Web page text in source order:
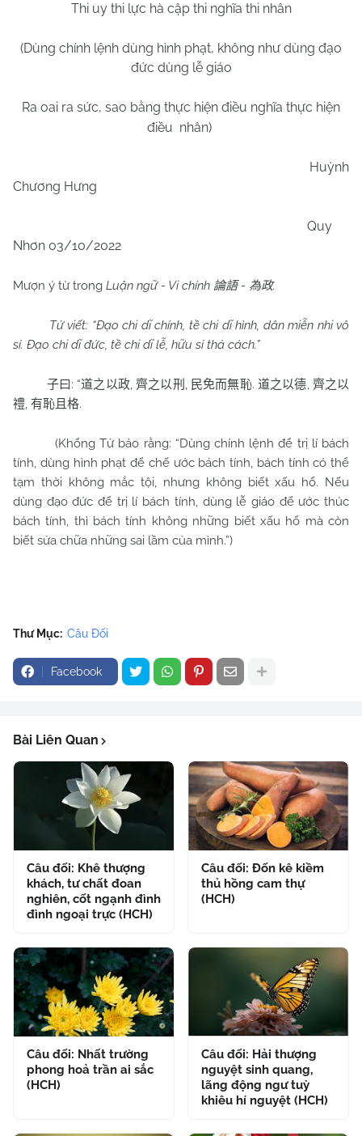
Thi uy thi lực hà cập thi nghĩa thi nhân
(Dùng chính lệnh dùng hình phạt, không như dùng đạo
đức dùng lễ giáo
Ra oai ra sức, sao bằng thực hiện điều nghĩa thực hiện
điều nhân)
Huỳnh
Chương Hưng
Quy
Nhơn 03/10/2022
Mượn ý từ trong Luận ngữ - Vi chính 論語- 為政.
Tử viết: “Đạo chi dĩ chính, tề chi dĩ hình, dân miễn nhi vô
sỉ. Đạo chi dĩ đức, tề chi dĩ lễ, hữu sỉ thả cách.”
子曰 : “道之以政,齊之以刑 , 民免而無恥. 道之以德, 齊之以
禮, 有恥且格.
(Khổng Tử bảo rằng: “Dùng chính lệnh để trị lí bách
tính, dùng hình phạt để chế ước bách tính, bách tính có thể
tạm thời không mắc tội, nhưng không biết xấu hổ. Nếu
dùng đạo đức để trị lí bách tính, dùng lễ giáo để ước thúc
bách tính, thì bách tính không những biết xấu hổ mà còn
biết sửa chữa những sai lầm của mình.”)
Thư Mục: Câu Đối
Facebook
Bài Liên Quan
Câu đối: Khê thượng
khách, tư chất đoan
nghiên, cốt ngạnh đình
đình ngoại trực (HCH)
Câu đối: Đốn kê kiềm
thủ hồng cam thự
(HCH)
Câu đối: Nhất trường
phong hoả trần ai sắc
(HCH)
Câu đối: Hải thượng
nguyệt sinh quang,
lãng động ngư tuỳ
khiêu hí nguyệt (HCH)